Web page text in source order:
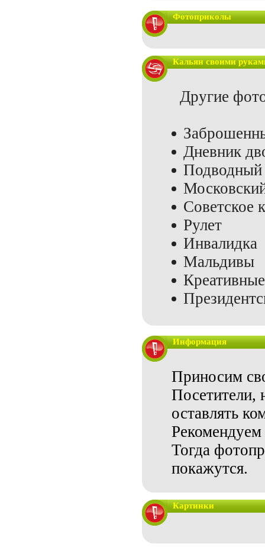
Фотоприколы
Кальян своими
Другие
Дневник
Подводный
Советское
Рулет
Инвалидка
Мальдивы
Информация
Приносим
Посетители,
оставлять
Рекомендуем
Тогда
покажутся.
Картинки